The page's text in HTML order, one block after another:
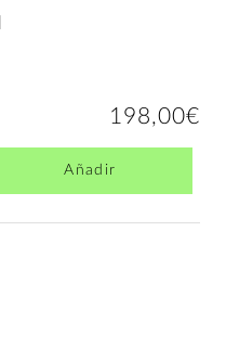
198,00€
Añadir